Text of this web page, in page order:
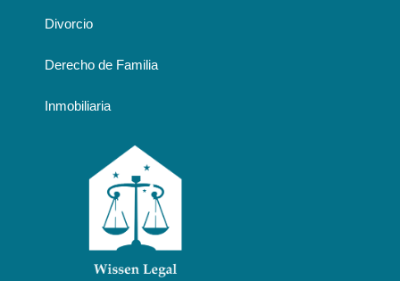
Divorcio
Derecho de Familia
Inmobiliaria